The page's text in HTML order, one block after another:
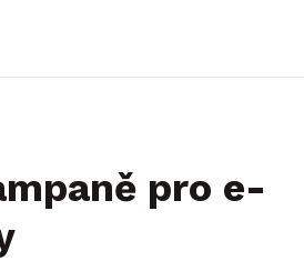
pro e-